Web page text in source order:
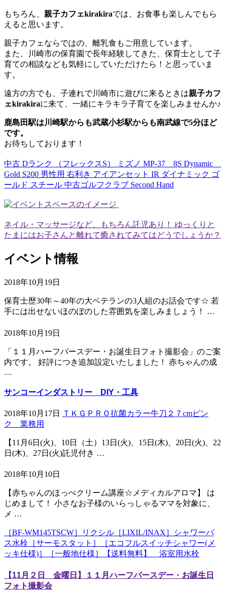
もちろん、 親子カフェkirakiraでは、お食事も楽しんでもら
えると思います。
親子カフェならではの、離乳食もご用意しています。
また、川崎市の保育園で長年経験してきた、保育士として子
育ての相談なども気軽にしていただけたら！と思っていま
す。
遠方の方でも、子連れで川崎市に遊びに来るときは親子カフ
ェkirakiraに来て、一緒にキラキラ子育てを楽しみませんか♪
鹿島田駅は川崎駅からも武蔵小杉駅からも南武線で5分ほど
です。
お待ちしております！
中古 Dランク （フレックスS） ミズノ MP-37 8S Dynamic
Gold S200 男性用 右利き アイアンセット IR ダイナミック ゴ
ールド スチール 中古ゴルフクラブ Second Hand
ネイル・マッサージなど、もちろん託児あり！ ゆっくりと
たまにはお子さんと離れて癒されてみてはどうでしょうか？
イベント情報
2018年10月19日
保育士歴30年～40年の大ベテランの3人組のお話会です☆ 若
手には出せないほのぼのした雰囲気を楽しみましょう！ …
2018年10月19日
「１１月ハーフバースデー・お誕生日フォト撮影会」のご案
内です。 好評につき追加設定いたしました！ 赤ちゃんの成
…
サンコーインダストリー DIY・工具
2018年10月17日
ＴＫＧＰＲＯ抗菌カラー牛刀２７cmピン
ク 業務用
【11月6日(火)、10日（土）13日(火)、15日(木)、20日(火)、22
日(木)、27日(火)託児付き …
2018年10月10日
【赤ちゃんのほっぺクリーム講座☆メディカルアロマ】 は
じめまして！ 小さなお子様のいらっしゃるママを対象に、
メ …
［BF-WM145TSCW］リクシル［LIXIL/INAX］シャワーバ
ス水栓［サーモスタット］［エコフルスイッチシャワー(メ
ッキ仕様)］［一般地仕様］【送料無料】 浴室用水栓
【11月２日 金曜日】１１月ハーフバースデー・お誕生日
フォト撮影会